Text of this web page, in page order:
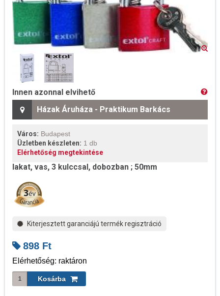
Innen azonnal elvihető
Házak Áruháza - Praktikum Barkács
Város: Budapest
Üzletben készleten: 1 db
Elérhetőség megtekintése
lakat, vas, 3 kulccsal, dobozban ; 50mm
Kiterjesztett garanciájú termék regisztráció
898 Ft
Elérhetőség: raktáron